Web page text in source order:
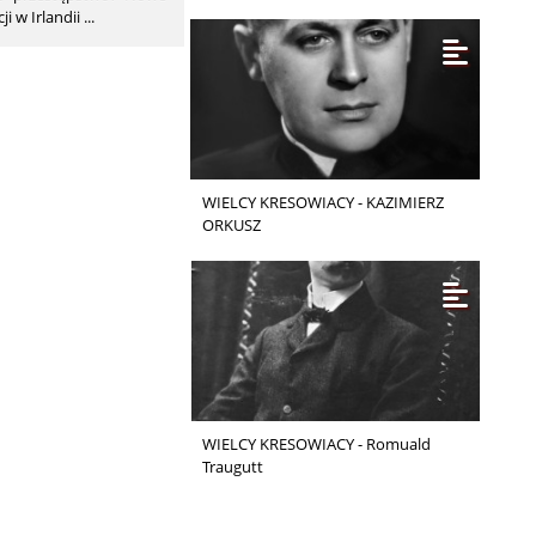
(NVOG)
w Irlandii ...
WIELCY KRESOWIACY - KAZIMIERZ
ORKUSZ
WIELCY KRESOWIACY - Romuald
Traugutt